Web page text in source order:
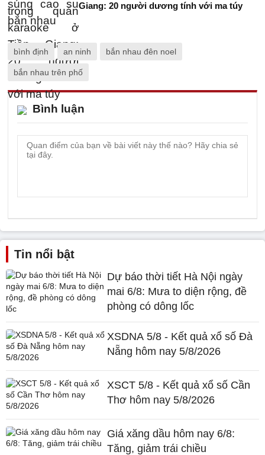
Giang: 20 người dương tính với ma túy
bình định an ninh bắn nhau đên noel
bắn nhau trên phố
Bình luận
Tin nổi bật
Dự báo thời tiết Hà Nội ngày
mai 6/8: Mưa to diện rộng, đề
phòng có dông lốc
XSDNA 5/8 - Kết quả xổ số Đà
Nẵng hôm nay 5/8/2026
XSCT 5/8 - Kết quả xổ số Cần
Thơ hôm nay 5/8/2026
Giá xăng dầu hôm nay 6/8:
Tăng, giảm trái chiều